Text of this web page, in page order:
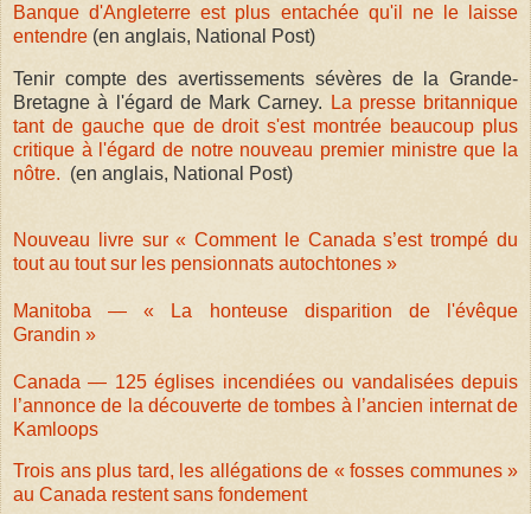
Banque d'Angleterre est plus entachée qu'il ne le laisse
entendre (en anglais, National Post)
Tenir compte des avertissements sévères de la Grande-
Bretagne à l'égard de Mark Carney.
La presse britannique
tant de gauche que de droit s'est montrée beaucoup plus
critique à l'égard de notre nouveau premier ministre que la
nôtre. (en anglais, National Post)
Nouveau livre sur « Comment le Canada s’est trompé du
tout au tout sur les pensionnats autochtones »
Manitoba — « La honteuse disparition de l'évêque
Grandin »
Canada — 125 églises incendiées ou vandalisées depuis
l’annonce de la découverte de tombes à l’ancien internat de
Kamloops
Trois ans plus tard, les allégations de « fosses communes »
au Canada restent sans fondement